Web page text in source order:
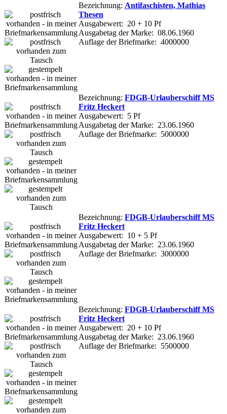
Bezeichnung: Antifaschisten, Mathias
Thesen
Ausgabewert: 20 + 10 Pf
Ausgabetag der Marke: 08.06.1960
Auflage der Briefmarke: 4000000
Bezeichnung: FDGB-Urlauberschiff MS
Fritz Heckert
Ausgabewert: 5 Pf
Ausgabetag der Marke: 23.06.1960
Auflage der Briefmarke: 5000000
Bezeichnung: FDGB-Urlauberschiff MS
Fritz Heckert
Ausgabewert: 10 + 5 Pf
Ausgabetag der Marke: 23.06.1960
Auflage der Briefmarke: 3000000
Bezeichnung: FDGB-Urlauberschiff MS
Fritz Heckert
Ausgabewert: 20 + 10 Pf
Ausgabetag der Marke: 23.06.1960
Auflage der Briefmarke: 5500000